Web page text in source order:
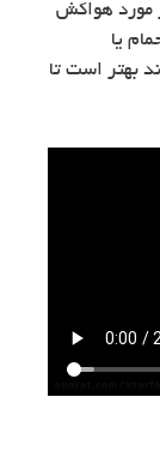
مورد هواکش
یا
بهتر است تا